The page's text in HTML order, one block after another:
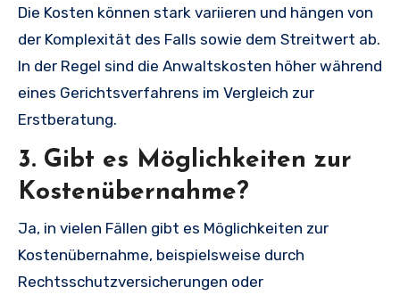
Die Kosten können stark variieren und hängen von
der Komplexität des Falls sowie dem Streitwert ab.
In der Regel sind die Anwaltskosten höher während
eines Gerichtsverfahrens im Vergleich zur
Erstberatung.
3. Gibt es Möglichkeiten zur
Kostenübernahme?
Ja, in vielen Fällen gibt es Möglichkeiten zur
Kostenübernahme, beispielsweise durch
Rechtsschutzversicherungen oder